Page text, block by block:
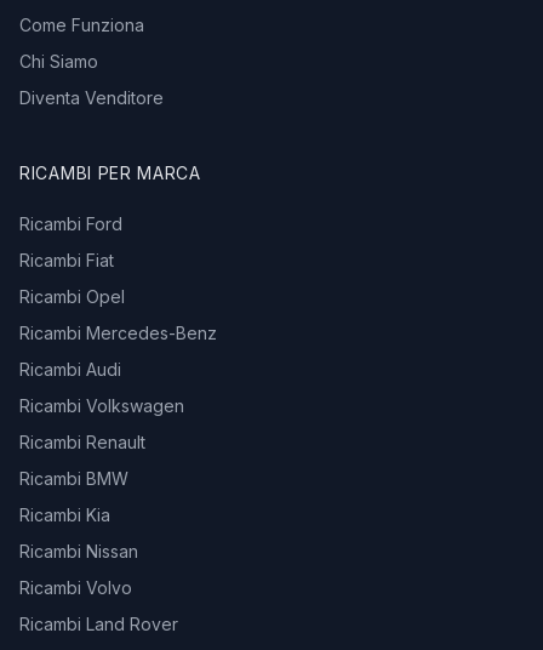
Come Funziona
Chi Siamo
Diventa Venditore
RICAMBI PER MARCA
Ricambi Ford
Ricambi Fiat
Ricambi Opel
Ricambi Mercedes-Benz
Ricambi Audi
Ricambi Volkswagen
Ricambi Renault
Ricambi BMW
Ricambi Kia
Ricambi Nissan
Ricambi Volvo
Ricambi Land Rover